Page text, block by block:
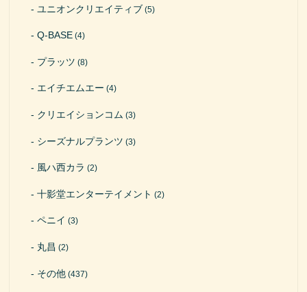
ユニオンクリエイティブ (5)
Q-BASE (4)
プラッツ (8)
エイチエムエー (4)
クリエイションコム (3)
シーズナルプランツ (3)
風ハ西カラ (2)
十影堂エンターテイメント (2)
ペニイ (3)
丸昌 (2)
その他 (437)